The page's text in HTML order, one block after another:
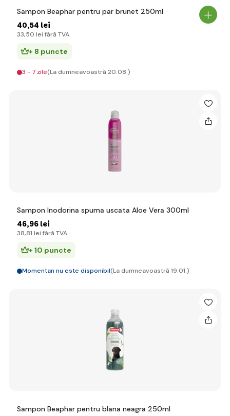
Sampon Beaphar pentru par brunet 250ml
40,54 lei
33,50 lei fără TVA
+ 8 puncte
3 - 7 zile(La dumneavoastră 20.08.)
Sampon Inodorina spuma uscata Aloe Vera 300ml
46,96 lei
38,81 lei fără TVA
+ 10 puncte
Momentan nu este disponibil(La dumneavoastră 19.01.)
Sampon Beaphar pentru blana neagra 250ml